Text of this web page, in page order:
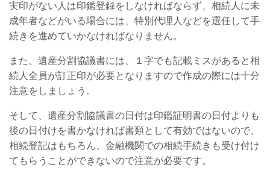
実印がない人は印鑑登録をしなければならず、相続人に未
成年者などがいる場合には、特別代理人などを選任して手
続きを進めていかなければなりません。
また、遺産分割協議書には、１字でも記載ミスがあると相
続人全員が訂正印が必要となりますので作成の際には十分
注意をしましょう。
そして、遺産分割協議書の日付は印鑑証明書の日付よりも
後の日付けを書かなければ書類として有効ではないので、
相続登記はもちろん、金融機関での相続手続きも受け付け
てもらうことができないので注意が必要です。